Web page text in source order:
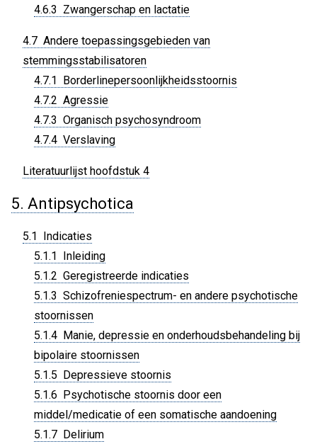
4.6.3 Zwangerschap en lactatie
4.7 Andere toepassingsgebieden van
stemmingsstabilisatoren
4.7.1 Borderlinepersoonlijkheidsstoornis
4.7.2 Agressie
4.7.3 Organisch psychosyndroom
4.7.4 Verslaving
Literatuurlijst hoofdstuk 4
5. Antipsychotica
5.1 Indicaties
5.1.1 Inleiding
5.1.2 Geregistreerde indicaties
5.1.3 Schizofreniespectrum- en andere psychotische
stoornissen
5.1.4 Manie, depressie en onderhoudsbehandeling bij
bipolaire stoornissen
5.1.5 Depressieve stoornis
5.1.6 Psychotische stoornis door een
middel/medicatie of een somatische aandoening
5.1.7 Delirium